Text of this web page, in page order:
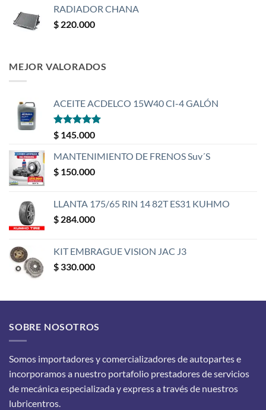
RADIADOR CHANA
$ 220.000
MEJOR VALORADOS
ACEITE ACDELCO 15W40 CI-4 GALÓN
Valorado
con
$ 145.000
MANTENIMIENTO DE FRENOS Suv´S
$ 150.000
LLANTA 175/65 RIN 14 82T ES31 KUHMO
$ 284.000
KIT EMBRAGUE VISION JAC J3
$ 330.000
SOBRE NOSOTROS
Somos importadores y comercializadores de autopartes e
incorporamos a nuestro portafolio prestadores de servicios
de mecánica especializada y express a través de nuestros
lubricentros.